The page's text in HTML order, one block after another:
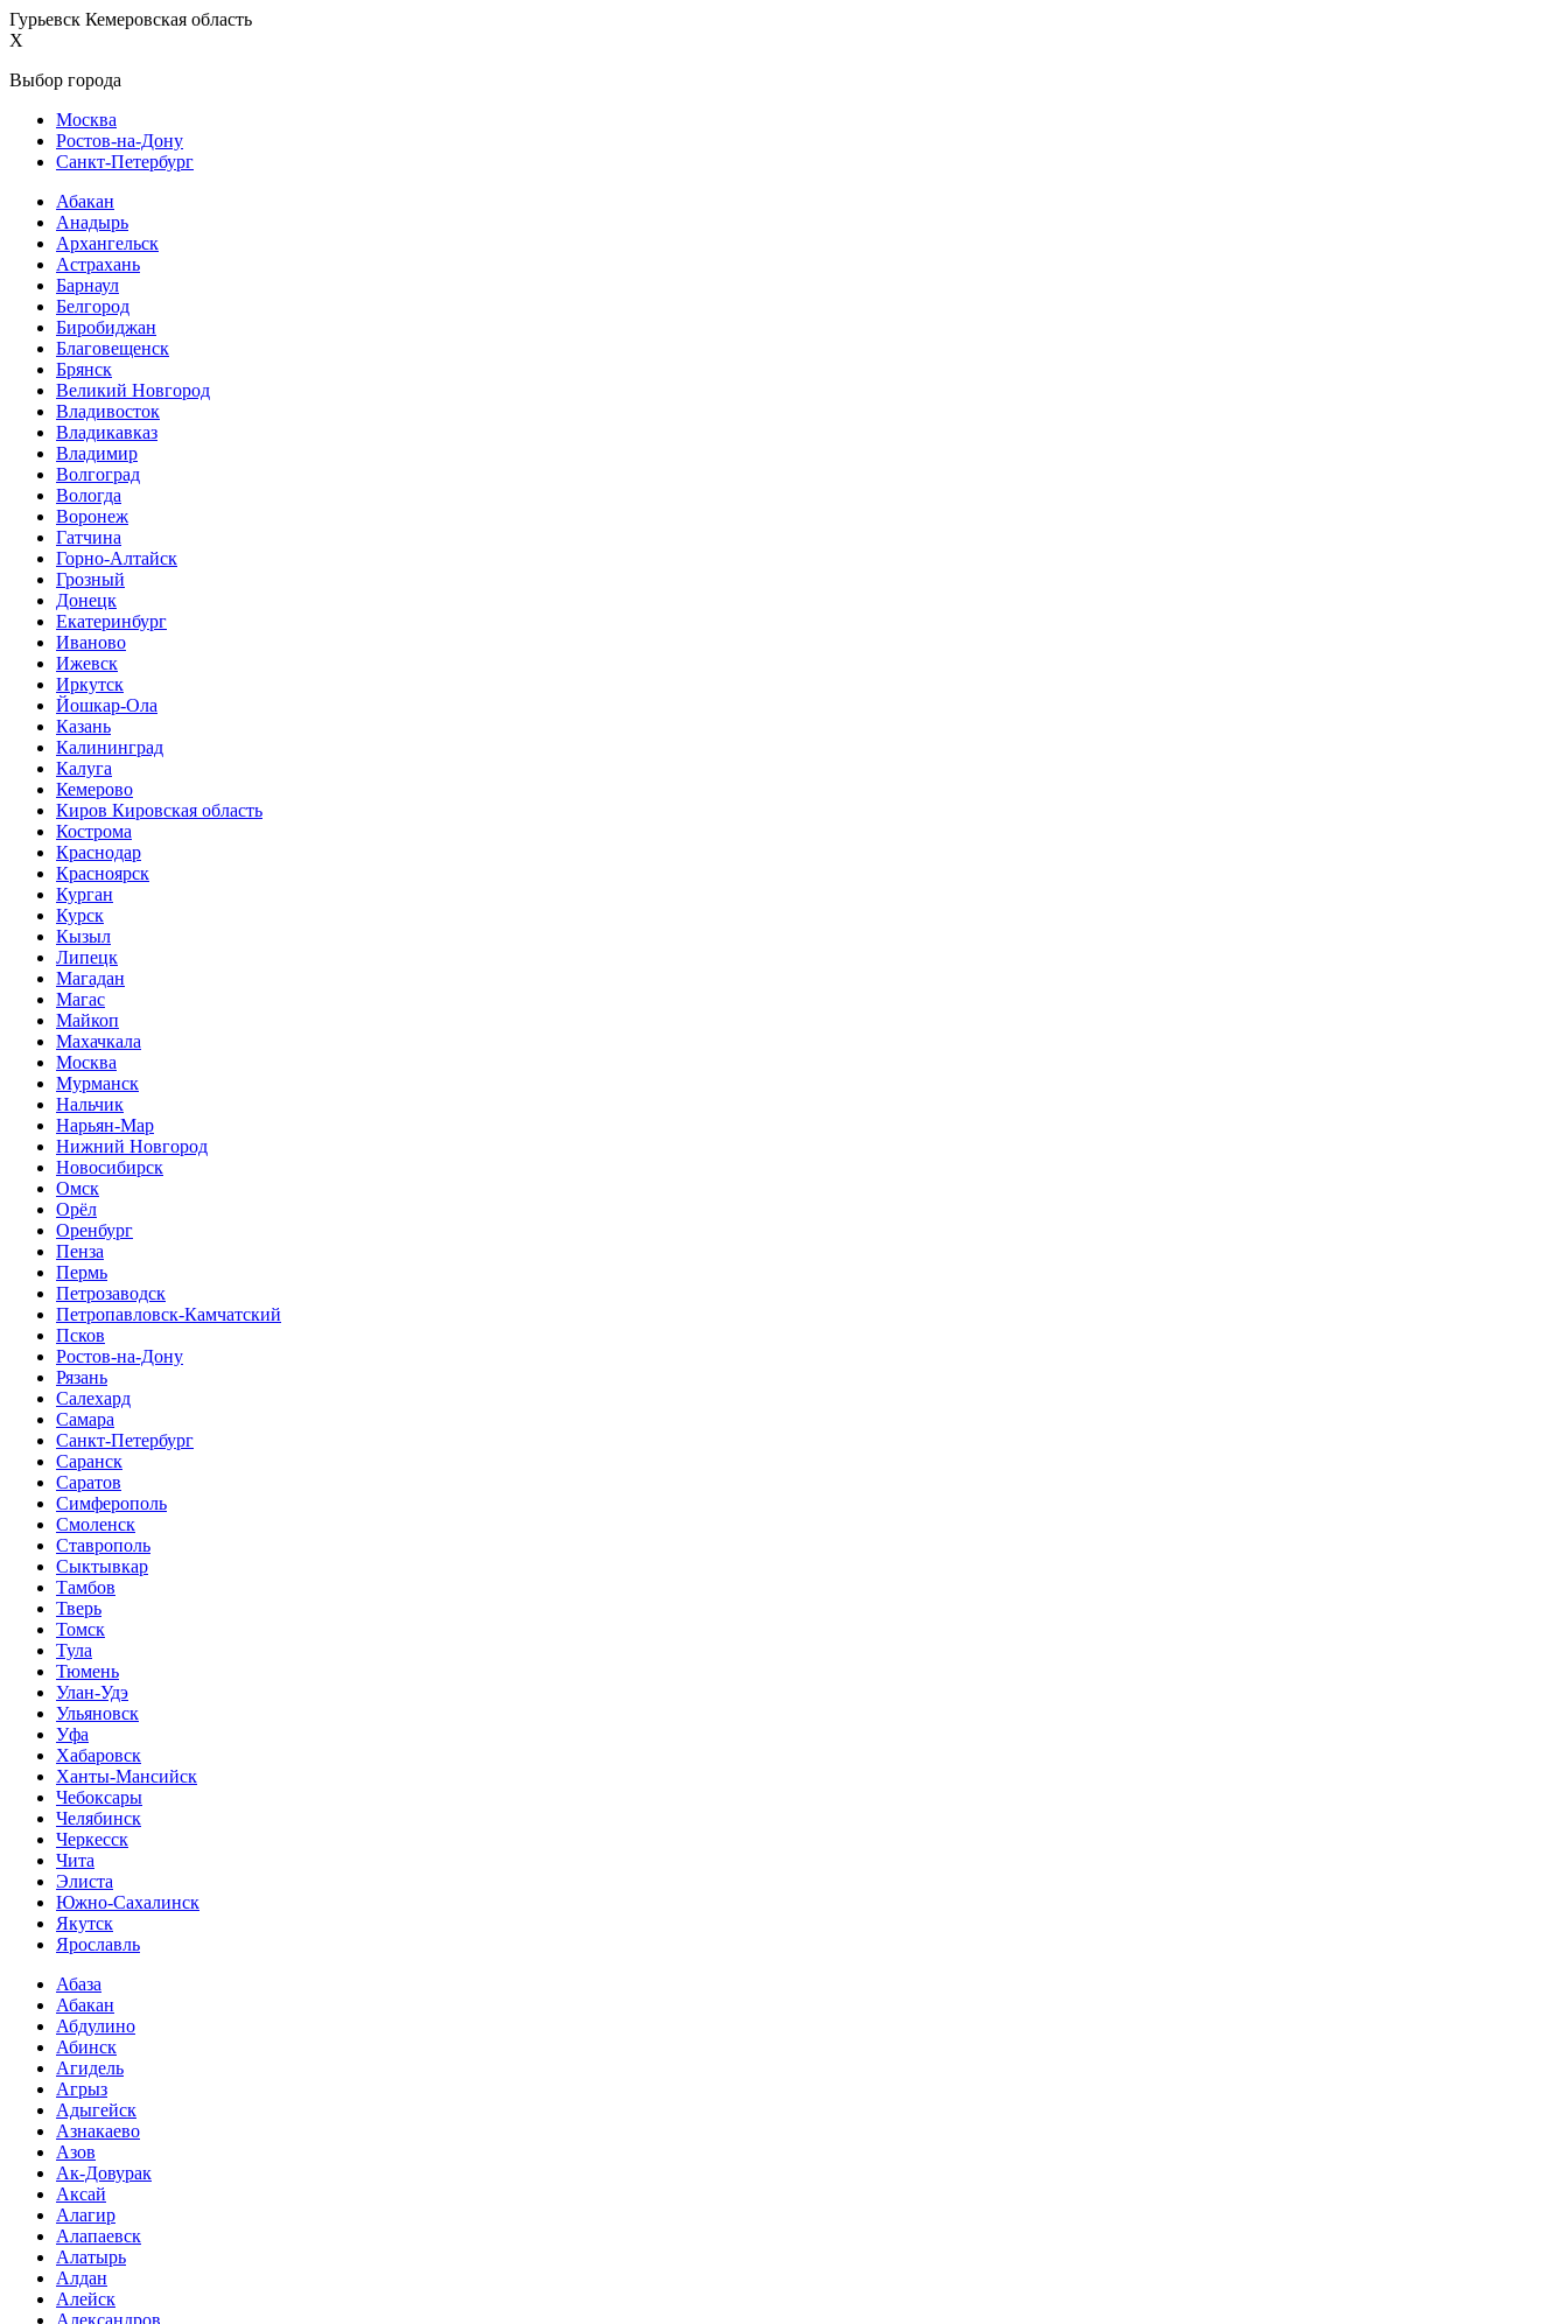
Гурьевск Кемеровская область
X
Выбор города
Москва
Ростов-на-Дону
Санкт-Петербург
Абакан
Анадырь
Архангельск
Астрахань
Барнаул
Белгород
Биробиджан
Благовещенск
Брянск
Великий Новгород
Владивосток
Владикавказ
Владимир
Волгоград
Вологда
Воронеж
Гатчина
Горно-Алтайск
Грозный
Донецк
Екатеринбург
Иваново
Ижевск
Иркутск
Йошкар-Ола
Казань
Калининград
Калуга
Кемерово
Киров Кировская область
Кострома
Краснодар
Красноярск
Курган
Курск
Кызыл
Липецк
Магадан
Магас
Майкоп
Махачкала
Москва
Мурманск
Нальчик
Нарьян-Мар
Нижний Новгород
Новосибирск
Омск
Орёл
Оренбург
Пенза
Пермь
Петрозаводск
Петропавловск-Камчатский
Псков
Ростов-на-Дону
Рязань
Салехард
Самара
Санкт-Петербург
Саранск
Саратов
Симферополь
Смоленск
Ставрополь
Сыктывкар
Тамбов
Тверь
Томск
Тула
Тюмень
Улан-Удэ
Ульяновск
Уфа
Хабаровск
Ханты-Мансийск
Чебоксары
Челябинск
Черкесск
Чита
Элиста
Южно-Сахалинск
Якутск
Ярославль
Абаза
Абакан
Абдулино
Абинск
Агидель
Агрыз
Адыгейск
Азнакаево
Азов
Ак-Довурак
Аксай
Алагир
Алапаевск
Алатырь
Алдан
Алейск
Александров